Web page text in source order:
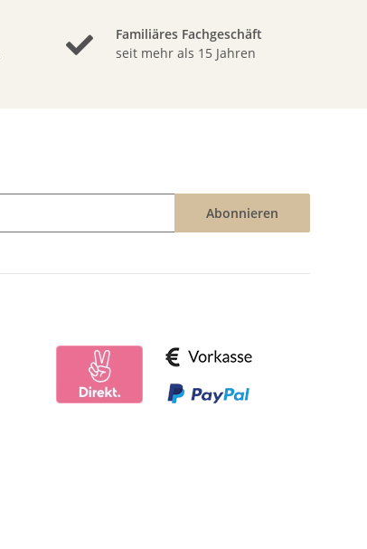
Familiäres Fachgeschäft
seit mehr als 15 Jahren
Abonnieren